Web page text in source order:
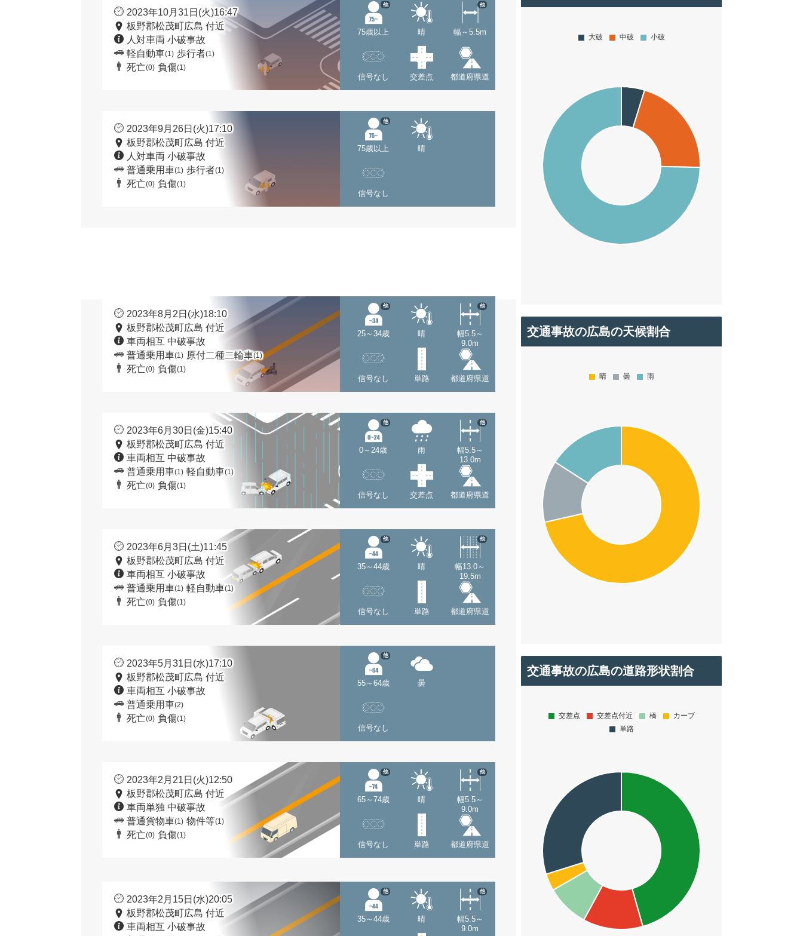
2023年10月31日(火)16:47
板野郡松茂町広島 付近
人対車両 小破事故
軽自動車(1) 歩行者(1)
死亡(0) 負傷(1)
75歳以上
他
晴 幅～5.5m
他
信号なし 交差点 都道府県道
2023年9月26日(火)17:10
板野郡松茂町広島 付近
人対車両 小破事故
普通乗用車(1) 歩行者(1)
死亡(0) 負傷(1)
75歳以上
他
晴
信号なし
2023年8月2日(水)18:10
板野郡松茂町広島 付近
車両相互 中破事故
普通乗用車(1) 原付二種二輪車(1)
死亡(0) 負傷(1)
25～34歳
他
晴
幅5.5～
9.0m
他
信号なし 単路 都道府県道
2023年6月30日(金)15:40
板野郡松茂町広島 付近
車両相互 中破事故
普通乗用車(1) 軽自動車(1)
死亡(0) 負傷(1)
0～24歳
他
雨
幅5.5～
13.0m
他
信号なし 交差点 都道府県道
2023年6月3日(土)11:45
板野郡松茂町広島 付近
車両相互 小破事故
普通乗用車(1) 軽自動車(1)
死亡(0) 負傷(1)
35～44歳
他
晴
幅13.0～
19.5m
他
信号なし 単路 都道府県道
2023年5月31日(水)17:10
板野郡松茂町広島 付近
車両相互 小破事故
普通乗用車(2)
死亡(0) 負傷(1)
55～64歳
他
曇
信号なし
2023年2月21日(火)12:50
板野郡松茂町広島 付近
車両単独 中破事故
普通貨物車(1) 物件等(1)
死亡(0) 負傷(1)
65～74歳
他
晴
幅5.5～
9.0m
他
信号なし 単路 都道府県道
2023年2月15日(水)20:05
板野郡松茂町広島 付近
車両相互 小破事故
35～44歳
他
晴
幅5.5～
9.0m
他
交通事故の広島の天候割合
交通事故の広島の道路形状割合